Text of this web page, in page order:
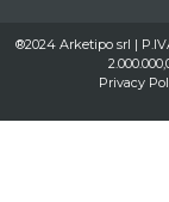
®2024 Arketipo srl |
Privacy